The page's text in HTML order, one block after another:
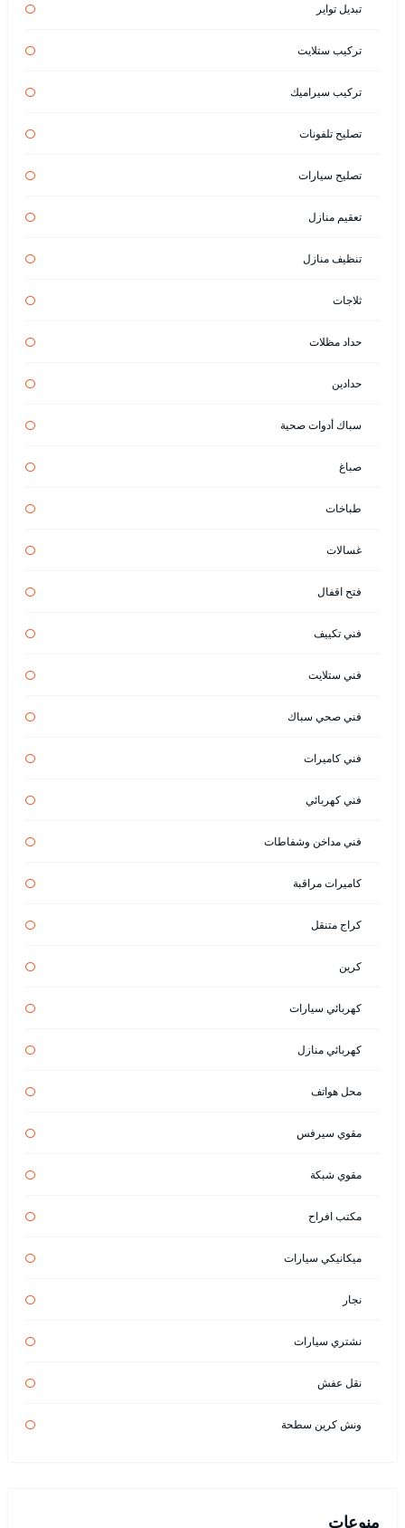
تبديل تواير
تركيب ستلايت
تركيب سيراميك
تصليح تلفونات
تصليح سيارات
تعقيم منازل
تنظيف منازل
ثلاجات
حداد مظلات
حدادين
سباك أدوات صحية
صباغ
طباخات
غسالات
فتح اقفال
فني تكييف
فني ستلايت
فني صحي سباك
فني كاميرات
فني كهربائي
فني مداخن وشفاطات
كاميرات مراقبة
كراج متنقل
كرين
كهربائي سيارات
كهربائي منازل
محل هواتف
مقوي سيرفس
مقوي شبكة
مكتب افراح
ميكانيكي سيارات
نجار
نشتري سيارات
نقل عفش
ونش كرين سطحة
منوعات